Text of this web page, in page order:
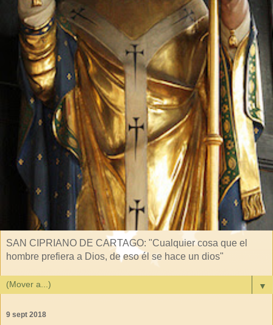
SAN CIPRIANO DE CARTAGO: "Cualquier cosa que el
hombre prefiera a Dios, de eso él se hace un dios"
▼
9 sept 2018